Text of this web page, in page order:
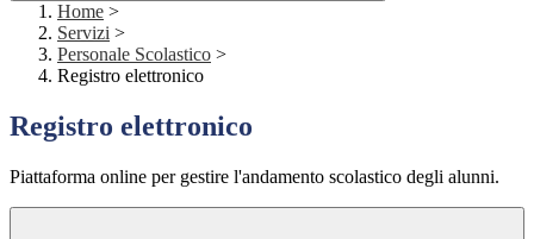
Home >
Servizi >
Personale Scolastico >
Registro elettronico
Registro elettronico
Piattaforma online per gestire l'andamento scolastico degli alunni.